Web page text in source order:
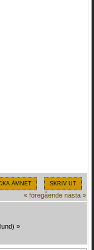
ÄMNET SKRIV UT
« föregående nästa »
) »